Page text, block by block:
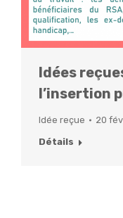
Idées
l’insertion
Idée reçue 20
Détails